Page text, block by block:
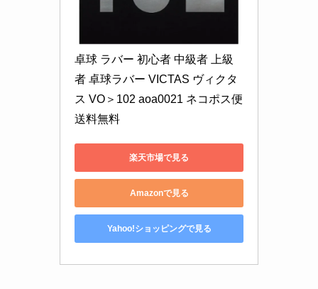
卓球 ラバー 初心者 中級者 上級
者 卓球ラバー VICTAS ヴィクタ
ス VO＞102 aoa0021 ネコポス便
送料無料
楽天市場で見る
Amazonで見る
Yahoo!ショッピングで見る